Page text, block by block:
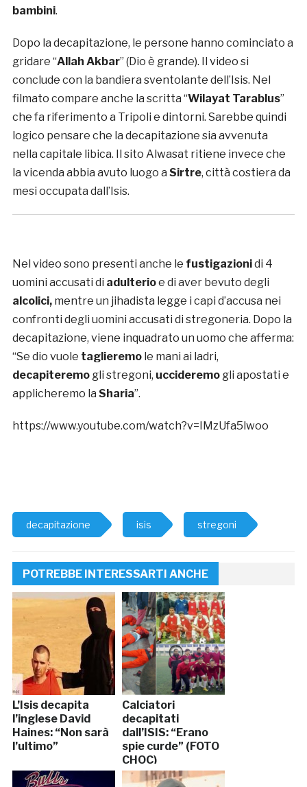
bambini.
Dopo la decapitazione, le persone hanno cominciato a
gridare “Allah Akbar” (Dio è grande). Il video si
conclude con la bandiera sventolante dell’Isis. Nel
filmato compare anche la scritta “Wilayat Tarablus”
che fa riferimento a Tripoli e dintorni. Sarebbe quindi
logico pensare che la decapitazione sia avvenuta
nella capitale libica. Il sito Alwasat ritiene invece che
la vicenda abbia avuto luogo a Sirtre, città costiera da
mesi occupata dall’Isis.
Nel video sono presenti anche le fustigazionidi 4
uomini accusati di adulterioe di aver bevuto degli
alcolici,mentre un jihadista legge i capi d’accusa nei
confronti degli uomini accusati di stregoneria. Dopo la
decapitazione, viene inquadrato un uomo che afferma:
“Se dio vuole taglieremole mani ai ladri,
decapiteremogli stregoni, uccideremogli apostati e
applicheremo la Sharia”.
https://www.youtube.com/watch?v=IMzUfa5lwoo
decapitazione isis stregoni
POTREBBE INTERESSARTI ANCHE
L’Isis decapita
l’inglese David
Haines: “Non sarà
l’ultimo”
Calciatori
decapitati
dall’ISIS: “Erano
spie curde” (FOTO
CHOC)